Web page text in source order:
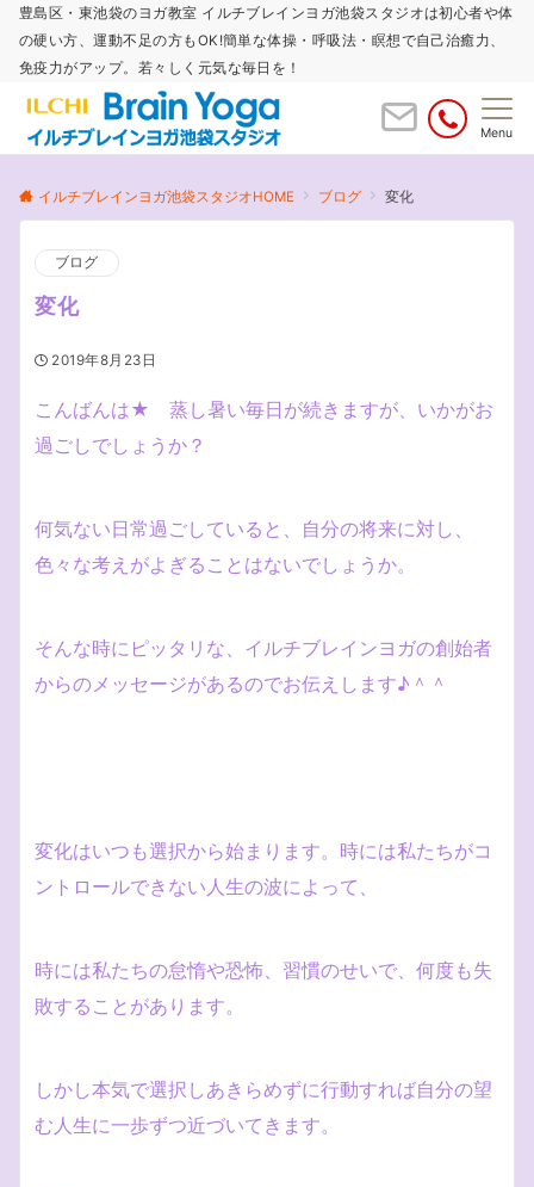
豊島区・東池袋のヨガ教室 イルチブレインヨガ池袋スタジオは初心者や体
の硬い方、運動不足の方もOK!簡単な体操・呼吸法・瞑想で自己治癒力、
免疫力がアップ。若々しく元気な毎日を！
Menu
イルチブレインヨガ池袋スタジオHOME ブログ 変化
ブログ
変化
2019年8月23日
こんばんは★ 蒸し暑い毎日が続きますが、いかがお
過ごしでしょうか？
何気ない日常過ごしていると、自分の将来に対し、
色々な考えがよぎることはないでしょうか。
そんな時にピッタリな、イルチブレインヨガの創始者
からのメッセージがあるのでお伝えします♪＾＾
変化はいつも選択から始まります。時には私たちがコ
ントロールできない人生の波によって、
時には私たちの怠惰や恐怖、習慣のせいで、何度も失
敗することがあります。
しかし本気で選択しあきらめずに行動すれば自分の望
む人生に一歩ずつ近づいてきます。